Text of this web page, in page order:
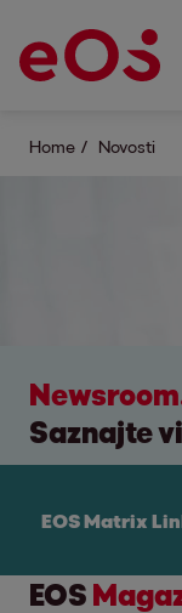
Home Novosti
Saznajte
EOS Matrix
EOS